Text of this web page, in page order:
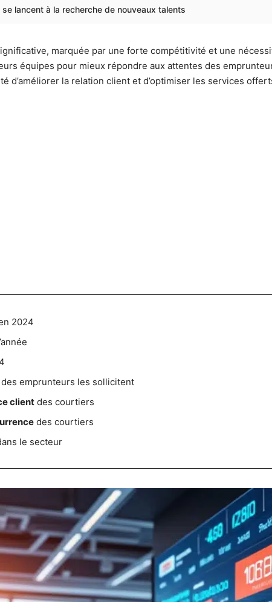
lancent à la recherche de nouveaux talents
marquée par une forte compétitivité et une
équipes pour mieux répondre aux attentes des
d’améliorer la relation client et d’optimiser les services
2024
emprunteurs les sollicitent
clientdes courtiers
des courtiers
le secteur